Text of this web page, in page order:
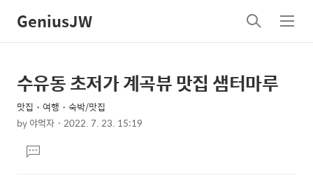
GeniusJW
검
색
메
뉴
상
세
컨
텐
츠
본
문
제
목
수유동 초저가 계곡뷰 맛집 샘터마루
맛집・여행・숙박/맛집
by야먹자 2022. 7. 23. 15:19
문댓
글